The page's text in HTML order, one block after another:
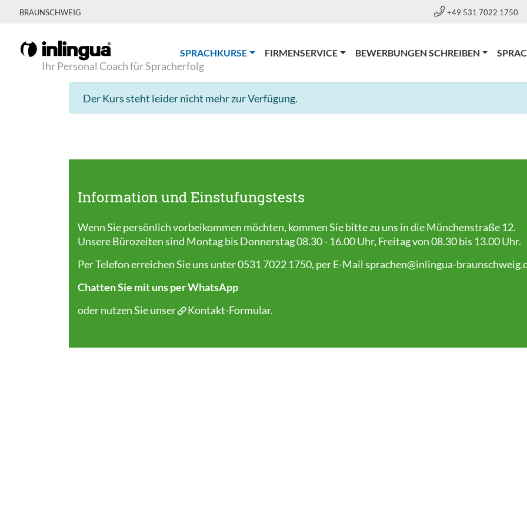
BRAUNSCHWEIG +49 531 7022 1750
Ihr Personal Coach für Spracherfolg
SPRACHKURSE(CURRENT)
FIRMENSERVICE BEWERBUNGEN SCHREIBEN
Der Kurs steht leider nicht mehr zur Verfügung.
Information und Einstufungstests
Wenn Sie persönlich vorbeikommen möchten, kommen Sie bitte zu uns in die Münchenstraße 12.
Unsere Bürozeiten sind Montag bis Donnerstag 08.30 - 16.00 Uhr, Freitag von 08.30 bis 13.00 Uhr.
Per Telefon erreichen Sie uns unter 0531 7022 1750, per E-Mail sprachen@inlingua-
Chatten Sie mit uns per WhatsApp
oder nutzen Sie unser
Kontakt-Formular.